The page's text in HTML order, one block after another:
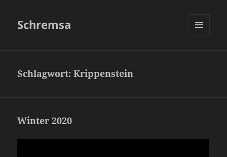
Schremsa
Schlagwort:Krippenstein
Winter 2020